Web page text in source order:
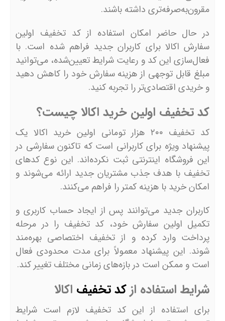
مقرون‌به‌صرفه‌تری داشته باشند.
در حال حاضر امکان استفاده از کد تخفیف اولین
سفارش اکالا برای کاربران جدید فراهم شده است. با
فعال‌سازی این کد و رعایت شرایط تعیین‌شده، می‌توانید
مبلغ قابل توجهی از هزینه سفارش خود را کاهش دهید
و خریدی اقتصادی‌تر را تجربه کنید.
کد تخفیف اولین خرید اکالا چیست؟
کد تخفیف ۲۰۰ هزار تومانی اولین خرید اکالا یک
پیشنهاد ویژه برای کاربرانی است که تاکنون سفارشی در
این فروشگاه اینترنتی ثبت نکرده‌اند. این نوع کدهای
تخفیف با هدف جذب مشتریان جدید ارائه می‌شوند و
امکان خرید با هزینه کمتر را فراهم می‌کنند.
کاربران جدید می‌توانند پس از ایجاد حساب کاربری و
تکمیل اولین سفارش خود، کد تخفیف را در مرحله
پرداخت وارد کرده و از تخفیف اختصاصی بهره‌مند
شوند. این پیشنهاد معمولاً برای مدت محدودی فعال
است و ممکن است در بازه‌های زمانی مختلف تغییر کند.
شرایط استفاده ازکد تخفیف اکالا
برای استفاده از این کد تخفیف لازم است شرایط